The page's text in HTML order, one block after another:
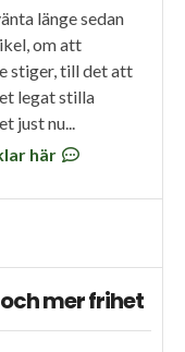
länge sedan
om att
stiger, till det att
legat stilla
just nu...
här
mer frihet